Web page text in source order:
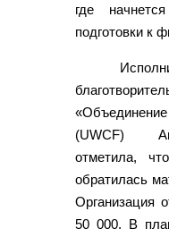
где
подготовки к
(UWCF)
отметила,
обратилась
Организация
50 000. В